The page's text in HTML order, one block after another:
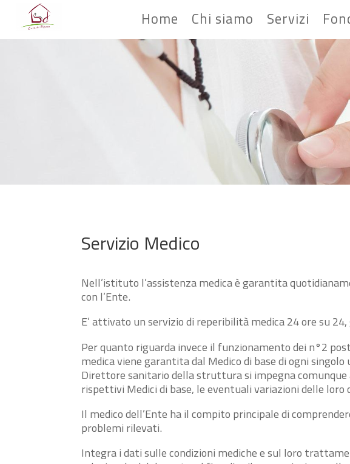
Home Chi siamo Servizi
Servizio Medico
Nell’istituto l’assistenza medica è garantita
con l’Ente.
E’ attivato un servizio di reperibilità medica 24 ore su
Per quanto riguarda invece il funzionamento dei n°2
medica viene garantita dal Medico di base di ogni
Direttore sanitario della struttura si impegna
rispettivi Medici di base, le eventuali variazioni delle loro
Il medico dell’Ente ha il compito principale di
problemi rilevati.
Integra i dati sulle condizioni mediche e sul loro